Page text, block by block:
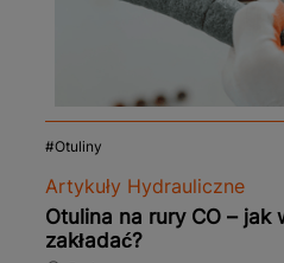
Otuliny
Artykuły Hydrauliczne
Otulina na rury CO – jak
zakładać?